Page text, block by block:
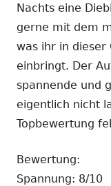
Nachts eine
gerne mit dem
was ihr in dieser
einbringt. Der
spannende und
eigentlich nicht
Topbewertung
Bewertung:
Spannung: 8/10